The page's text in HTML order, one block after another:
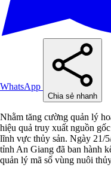
WhatsApp
Chia sẻ nhanh
Nhằm tăng cường quản lý
hiệu quả truy xuất nguồn
lĩnh vực thủy sản. Ngày 21/
tỉnh An Giang đã ban hành
quản lý mã số vùng nuôi